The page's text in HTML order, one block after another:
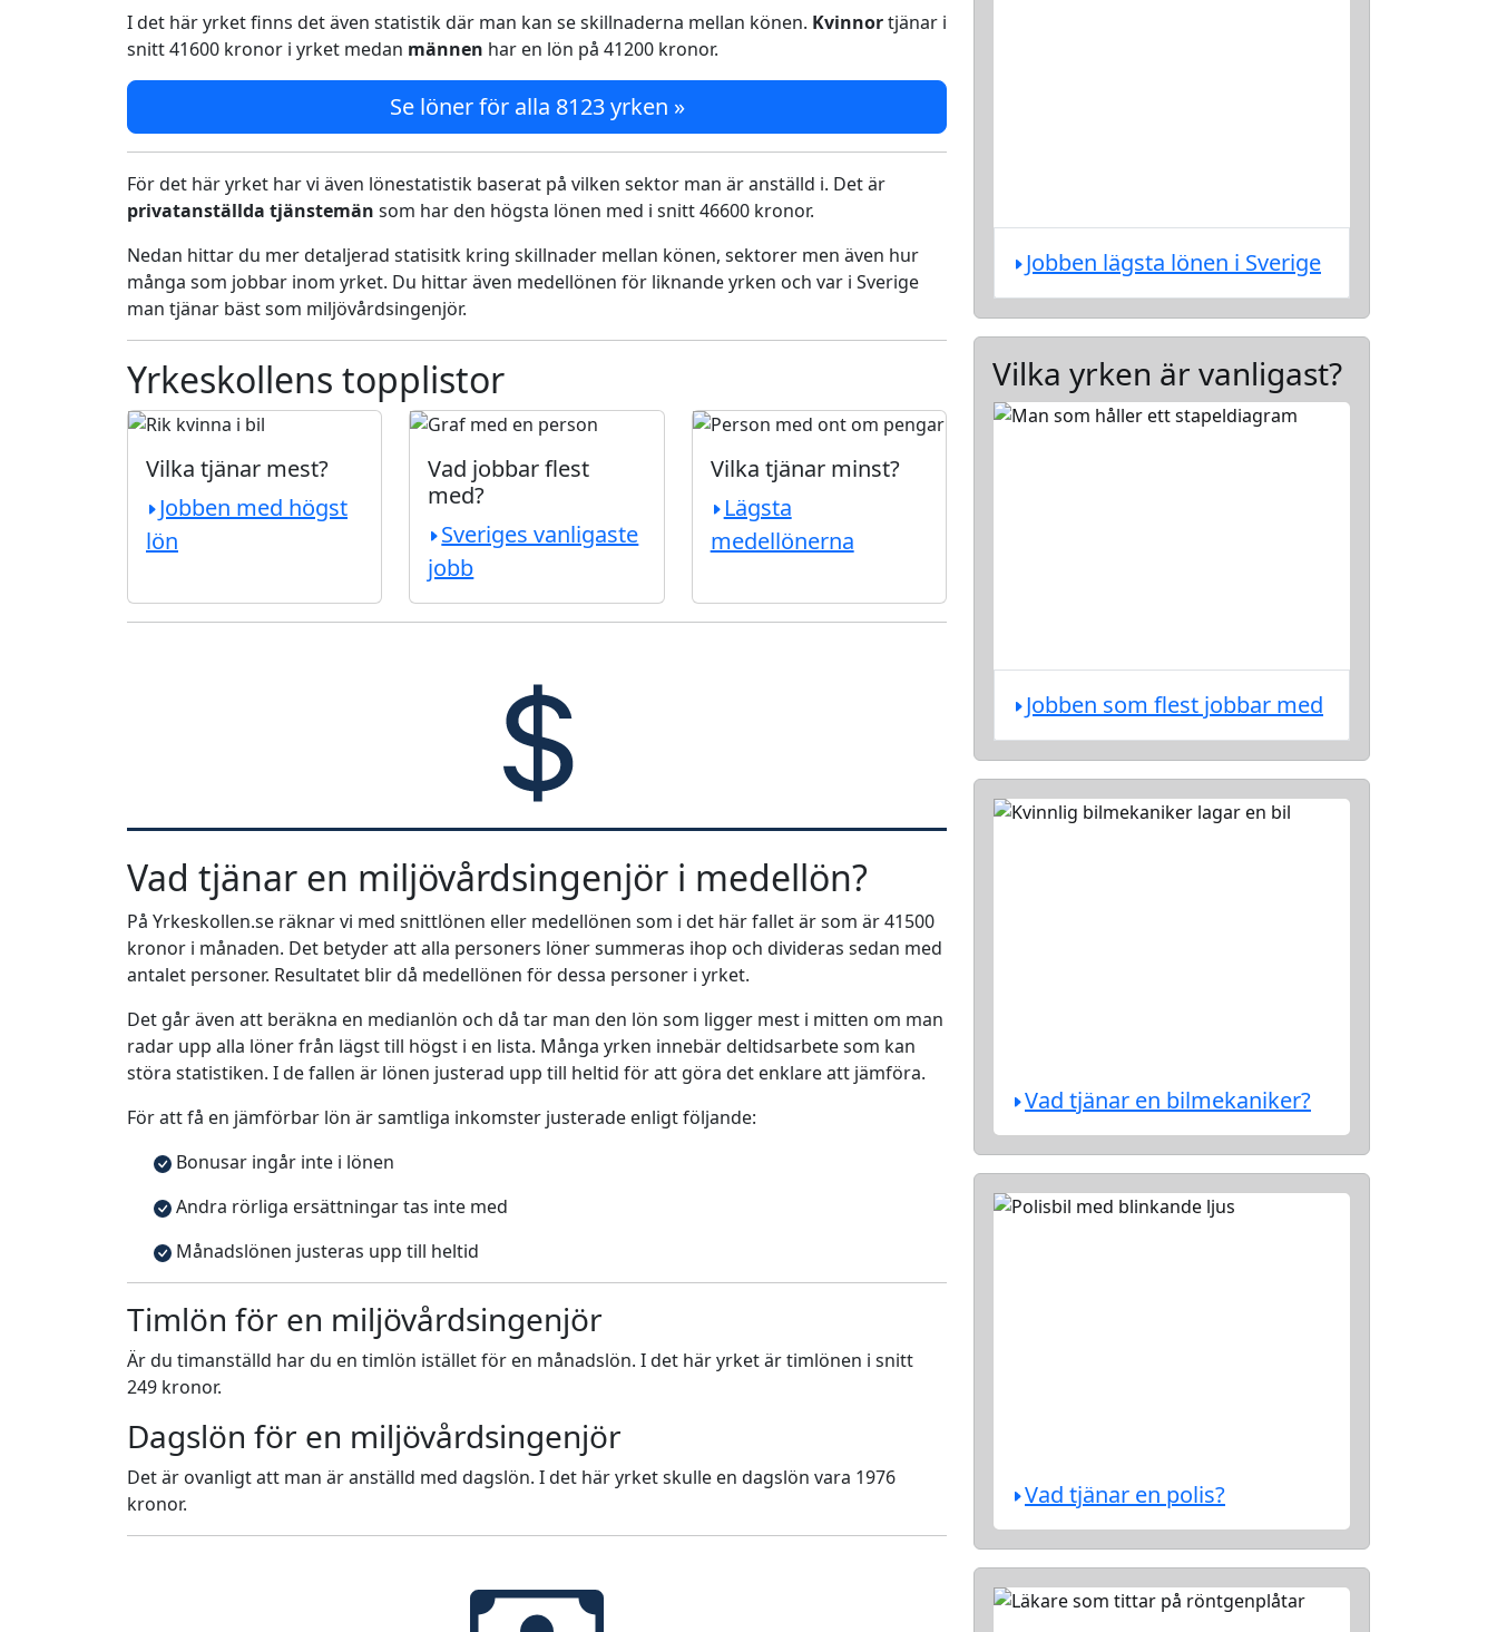
I det här yrket finns det även statistik där man kan se skillnaderna mellan könen. Kvinnortjänar i
snitt 41600 kronor i yrket medan männen har en lön på 41200 kronor.
Se löner för alla 8123 yrken »
För det här yrket har vi även lönestatistik baserat på vilken sektor man är anställd i. Det är
privatanställda tjänstemän som har den högsta lönen med i snitt 46600 kronor.
Nedan hittar du mer detaljerad statisitk kring skillnader mellan könen, sektorer men även hur
många som jobbar inom yrket. Du hittar även medellönen för liknande yrken och var i Sverige
man tjänar bäst som miljövårdsingenjör.
Yrkeskollens topplistor
Vilka tjänar mest?
Jobben med högst
lön
Vad jobbar flest
med?
Sveriges vanligaste
jobb
Vilka tjänar minst?
Lägsta
medellönerna
Vad tjänar en miljövårdsingenjör i medellön?
På Yrkeskollen.se räknar vi med snittlönen eller medellönen som i det här fallet är som är 41500
kronor i månaden. Det betyder att alla personers löner summeras ihop och divideras sedan med
antalet personer. Resultatet blir då medellönen för dessa personer i yrket.
Det går även att beräkna en medianlön och då tar man den lön som ligger mest i mitten om man
radar upp alla löner från lägst till högst i en lista. Många yrken innebär deltidsarbete som kan
störa statistiken. I de fallen är lönen justerad upp till heltid för att göra det enklare att jämföra.
För att få en jämförbar lön är samtliga inkomster justerade enligt följande:
Bonusar ingår inte i lönen
Andra rörliga ersättningar tas inte med
Månadslönen justeras upp till heltid
Timlön för en miljövårdsingenjör
Är du timanställd har du en timlön istället för en månadslön. I det här yrket är timlönen i snitt
249 kronor.
Dagslön för en miljövårdsingenjör
Det är ovanligt att man är anställd med dagslön. I det här yrket skulle en dagslön vara 1976
kronor.
Jobben lägsta lönen i Sverige
Vilka yrken är vanligast?
Jobben som flest jobbar med
Vad tjänar en bilmekaniker?
Vad tjänar en polis?